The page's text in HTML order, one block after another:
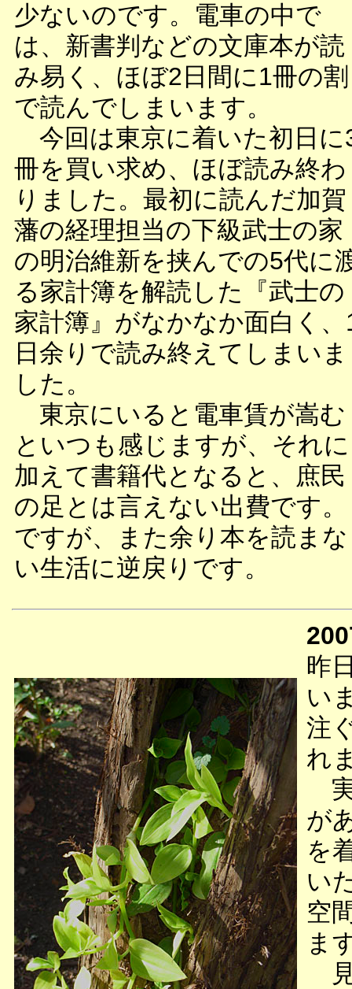
少ないのです。電車の中で
は、新書判などの文庫本が読
み易く、ほぼ2日間に1冊の割
で読んでしまいます。
今回は東京に着いた初日に
冊を買い求め、ほぼ読み終わ
りました。最初に読んだ加賀
藩の経理担当の下級武士の家
の明治維新を挟んでの5代に
る家計簿を解読した『武士の
家計簿』がなかなか面白く、
日余りで読み終えてしまいま
した。
東京にいると電車賃が嵩む
といつも感じますが、それに
加えて書籍代となると、庶民
の足とは言えない出費です。
ですが、また余り本を読まな
い生活に逆戻りです。
昨
い
注
れ
が
を
い
空
ま